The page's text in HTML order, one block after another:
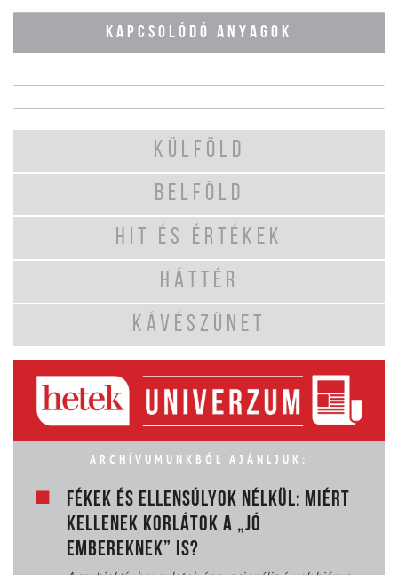
KAPCSOLÓDÓ ANYAGOK
KÜLFÖLD
BELFÖLD
HIT ÉS ÉRTÉKEK
HÁTTÉR
KÁVÉSZÜNET
ARCHÍVUMUNKBÓL AJÁNLJUK:
FÉKEK ÉS ELLENSÚLYOK NÉLKÜL: MIÉRT
KELLENEK KORLÁTOK A „JÓ
EMBEREKNEK” IS?